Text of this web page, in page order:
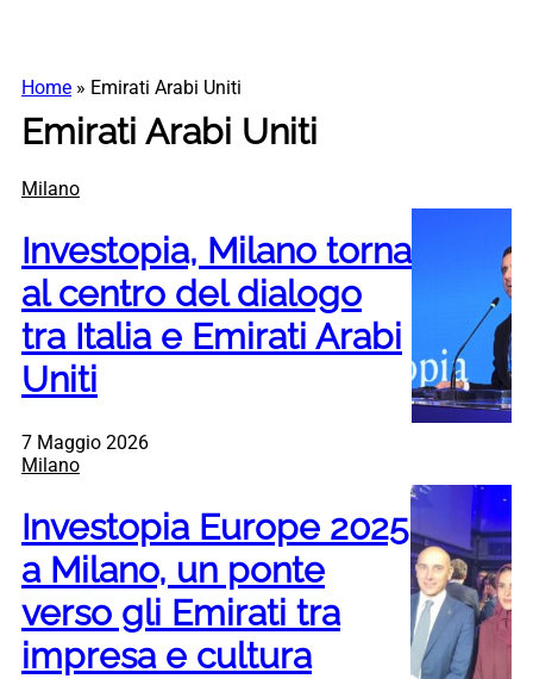
Home » Emirati Arabi Uniti
Emirati Arabi Uniti
Milano
Investopia, Milano torna
al centro del dialogo
tra Italia e Emirati Arabi
Uniti
7 Maggio 2026
Milano
Investopia Europe 2025
a Milano, un ponte
verso gli Emirati tra
impresa e cultura